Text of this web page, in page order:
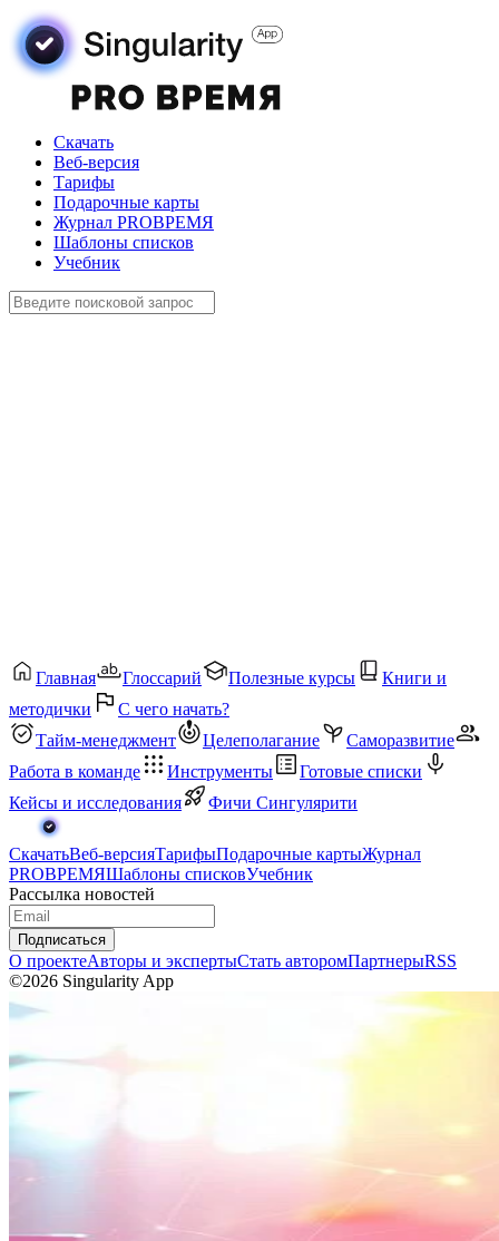
Скачать
Веб-версия
Тарифы
Подарочные карты
Журнал PROВРЕМЯ
Шаблоны списков
Учебник
Главная Глоссарий Полезные курсы
Книги и
методички
С чего начать?
Тайм-менеджмент
Целеполагание
Саморазвитие
Работа в команде
Инструменты
Готовые списки
Кейсы и исследования
Фичи Сингулярити
СкачатьВеб-версияТарифыПодарочные картыЖурнал
PROВРЕМЯШаблоны списковУчебник
Рассылка новостей
Подписаться
О проектеАвторы и экспертыСтать авторомПартнерыRSS
©2026 Singularity App